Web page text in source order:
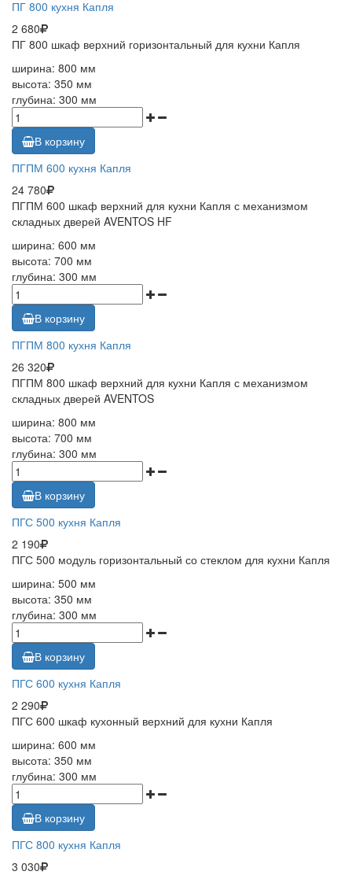
ПГ 800 кухня Капля
2 680
ПГ 800 шкаф верхний горизонтальный для кухни Капля
ширина: 800 мм
высота: 350 мм
глубина: 300 мм
В корзину
ПГПМ 600 кухня Капля
24 780
ПГПМ 600 шкаф верхний для кухни Капля с механизмом
складных дверей AVENTOS HF
ширина: 600 мм
высота: 700 мм
глубина: 300 мм
В корзину
ПГПМ 800 кухня Капля
26 320
ПГПМ 800 шкаф верхний для кухни Капля с механизмом
складных дверей AVENTOS
ширина: 800 мм
высота: 700 мм
глубина: 300 мм
В корзину
ПГС 500 кухня Капля
2 190
ПГС 500 модуль горизонтальный со стеклом для кухни Капля
ширина: 500 мм
высота: 350 мм
глубина: 300 мм
В корзину
ПГС 600 кухня Капля
2 290
ПГС 600 шкаф кухонный верхний для кухни Капля
ширина: 600 мм
высота: 350 мм
глубина: 300 мм
В корзину
ПГС 800 кухня Капля
3 030